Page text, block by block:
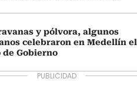
y pólvora, algunos
celebraron en Medellín el
de Gobierno